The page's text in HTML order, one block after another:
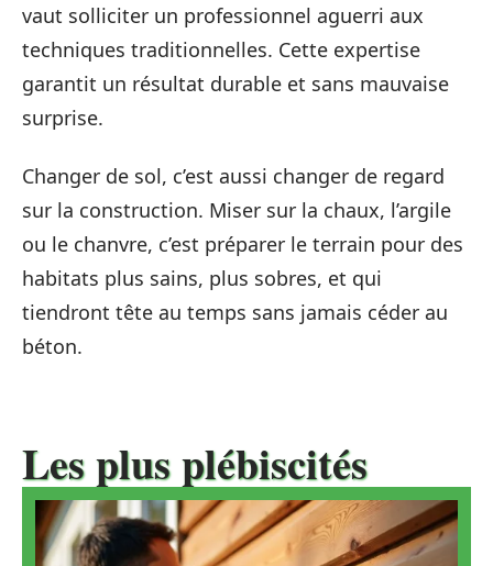
vaut solliciter un professionnel aguerri aux
techniques traditionnelles. Cette expertise
garantit un résultat durable et sans mauvaise
surprise.
Changer de sol, c’est aussi changer de regard
sur la construction. Miser sur la chaux, l’argile
ou le chanvre, c’est préparer le terrain pour des
habitats plus sains, plus sobres, et qui
tiendront tête au temps sans jamais céder au
béton.
Les plus plébiscités